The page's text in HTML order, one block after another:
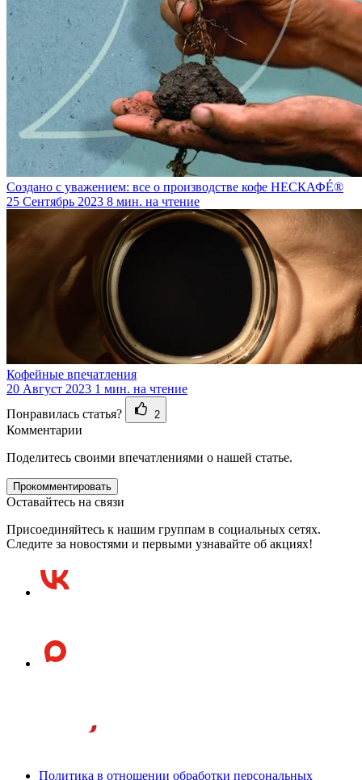
Создано с уважением: все о производстве кофе НЕСКАФÉ®
25 Сентябрь 2023 8 мин. на чтение
Кофейные впечатления
20 Август 2023 1 мин. на чтение
Понравилась статья?
2
Комментарии
Поделитесь своими впечатлениями о нашей статье.
Прокомментировать
Оставайтесь на связи
Присоединяйтесь к нашим группам в социальных сетях.
Следите за новостями и первыми узнавайте об акциях!
Политика в отношении обработки персональных